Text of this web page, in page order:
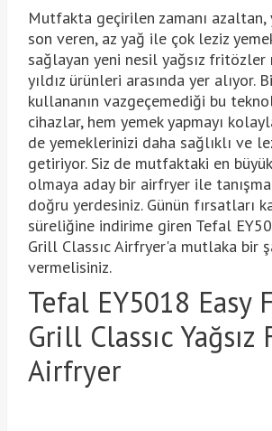
Mutfakta geçirilen zamanı azaltan,
son veren, az yağ ile çok leziz
sağlayan yeni nesil yağsız fritözler
yıldız ürünleri arasında yer alıyor.
kullananın vazgeçemediği bu
cihazlar, hem yemek yapmayı
de yemeklerinizi daha sağlıklı ve
getiriyor. Siz de mutfaktaki en büyük
olmaya aday bir airfryer ile
doğru yerdesiniz. Günün fırsatları
süreliğine indirime giren Tefal
Grill Classıc Airfryer'a mutlaka bir
vermelisiniz.
Tefal EY5018 Easy
Grill Classıc Yağsız
Airfryer